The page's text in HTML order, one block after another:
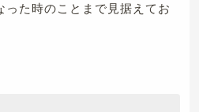
った時のことまで見据えてお